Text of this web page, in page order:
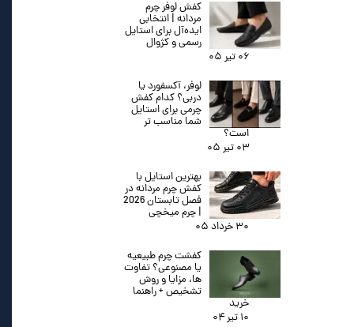
کفش لوفر چرم
مردانه | انتخابی
ایده‌آل برای استایل
رسمی و کژوال
۰۶ تیر ۰۵
لوفر، آکسفورد یا
دربی؟ کدام کفش
چرمی برای استایل
شما مناسب تر
است؟
۰۳ تیر ۰۵
بهترین استایل با
کفش چرم مردانه در
فصل تابستان 2026
| چرم میخچی
۳۰ خرداد ۰۵
کفشت چرم طبیعیه
یا مصنوعی؟ تفاوت
ها، مزایا و روش
تشخیص + راهنما
خرید
۱۰ تیر ۰۴